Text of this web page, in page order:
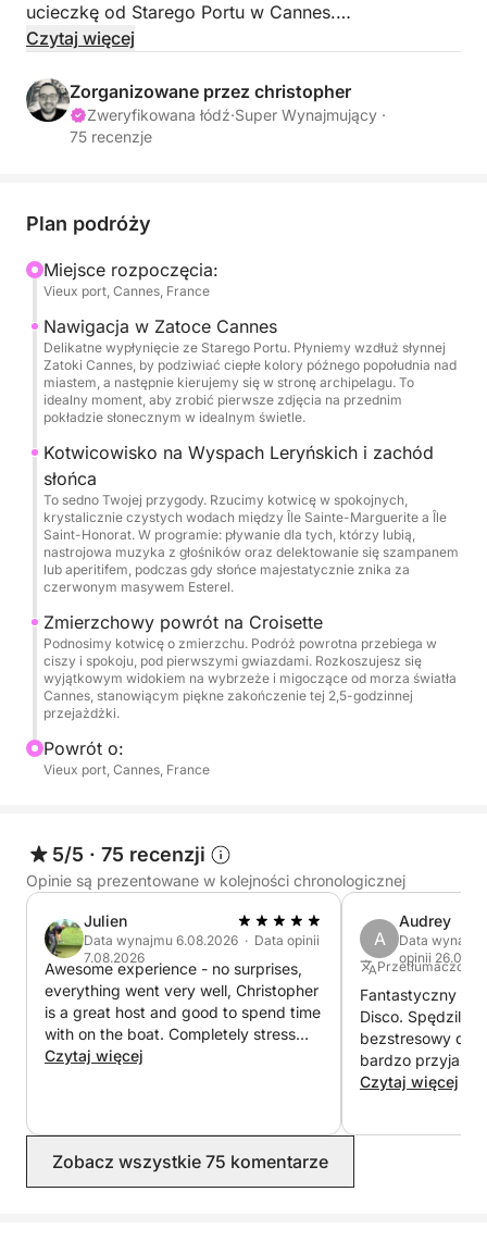
ucieczkę od Starego Portu w Cannes.
została zaprojektowana jako ekskluzywne, all-
inclusive doświadczenie. Niezależnie od tego, czy
chodzi o zaręczyny, rocznicę, czy po prostu o
wrażenia.
Program:
Odpływamy i kierujemy się w stronę Wysp
Leryńskich. Będziesz cieszyć się „Złotą Godziną” z
zapierającymi dech w piersiach widokami na góry
Esterel i Zatokę Cannes, z dala od tłumów, w
intymnej i ekskluzywnej atmosferze.
Co zawiera pakiet:
Całkowicie prywatne korzystanie z łodzi przez
Twoją ekskluzywną grupę. Towarzystwo
profesjonalnego sternika. Paliwo wliczone w cenę
całego rejsu.
Komfort na pokładzie: system audio Bose Bluetooth i
miękkie ręczniki kąpielowe.
Rekreacja: Dostępny paddleboard i sprzęt do
snorkelingu.
Napoje: Lodówka z lodem i wodą mineralną
(niegazowaną i gazowaną).
Aby uatrakcyjnić Państwa pobyt, mogę
zorganizować dostawę wyjątkowego talerza
owoców morza przygotowanego przez mojego
partnera „La Perle”, a także wybór schłodzonych win
i szampanów.
Ważne informacje dotyczące rezerwacji:
Godziny wypłynięcia i dostępność podlegają
wcześniejszemu potwierdzeniu na podstawie
ogólnego harmonogramu rejsu i istniejących
preferowanego przedziału czasowego.
Informacje praktyczne:
Czytaj więcej
Zorganizowane przez christopher
Zweryfikowana łódź·Super Wynajmujący ·
75 recenzje
Plan podróży
Miejsce rozpoczęcia:
Vieux port, Cannes, France
Nawigacja w Zatoce Cannes
Delikatne wypłynięcie ze Starego Portu. Płyniemy wzdłuż słynnej
Zatoki Cannes, by podziwiać ciepłe kolory późnego popołudnia nad
miastem, a następnie kierujemy się w stronę archipelagu. To
idealny moment, aby zrobić pierwsze zdjęcia na przednim
pokładzie słonecznym w idealnym świetle.
Kotwicowisko na Wyspach Leryńskich i zachód
słońca
To sedno Twojej przygody. Rzucimy kotwicę w spokojnych,
krystalicznie czystych wodach między Île Sainte-Marguerite a Île
Saint-Honorat. W programie: pływanie dla tych, którzy lubią,
nastrojowa muzyka z głośników oraz delektowanie się szampanem
lub aperitifem, podczas gdy słońce majestatycznie znika za
czerwonym masywem Esterel.
Zmierzchowy powrót na Croisette
Podnosimy kotwicę o zmierzchu. Podróż powrotna przebiega w
ciszy i spokoju, pod pierwszymi gwiazdami. Rozkoszujesz się
wyjątkowym widokiem na wybrzeże i migoczące od morza światła
Cannes, stanowiącym piękne zakończenie tej 2,5-godzinnej
przejażdżki.
Powrót o:
Vieux port, Cannes, France
5/5 · 75 recenzji
Opinie są prezentowane w kolejności chronologicznej
Julien
Data wynajmu 6.08.2026 · Data opinii
7.08.2026
Awesome experience - no surprises,
everything went very well, Christopher
is a great host and good to spend time
with on the boat. Completely stress
free and enjoyable. Thanks for
Czytaj więcej
A
Audrey
Data
opinii
Przetłumaczone
Fantastyczny
Disco.
bezstresowy
bardzo
zorganizował
Czytaj więcej
Zobacz wszystkie 75 komentarze